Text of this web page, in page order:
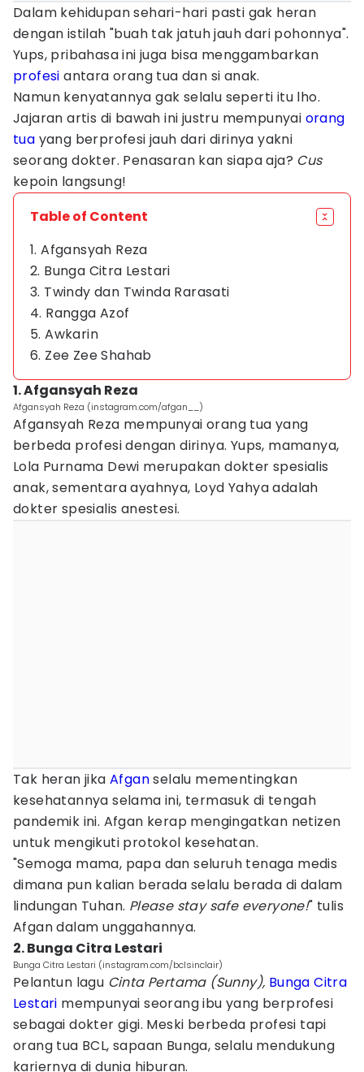
Dalam kehidupan sehari-hari pasti gak heran
dengan istilah "buah tak jatuh jauh dari pohonnya".
Yups, pribahasa ini juga bisa menggambarkan
profesi antara orang tua dan si anak.
Namun kenyatannya gak selalu seperti itu lho.
Jajaran artis di bawah ini justru mempunyai orang
tua yang berprofesi jauh dari dirinya yakni
seorang dokter. Penasaran kan siapa aja? Cus
kepoin langsung!
Table of Content
1. Afgansyah Reza
2. Bunga Citra Lestari
3. Twindy dan Twinda Rarasati
4. Rangga Azof
5. Awkarin
6. Zee Zee Shahab
1. Afgansyah Reza
Afgansyah Reza (instagram.com/afgan__)
Afgansyah Reza mempunyai orang tua yang
berbeda profesi dengan dirinya. Yups, mamanya,
Lola Purnama Dewi merupakan dokter spesialis
anak, sementara ayahnya, Loyd Yahya adalah
dokter spesialis anestesi.
Tak heran jikaAfganselalu mementingkan
kesehatannya selama ini, termasuk di tengah
pandemik ini. Afgan kerap mengingatkan netizen
untuk mengikuti protokol kesehatan.
"Semoga mama, papa dan seluruh tenaga medis
dimana pun kalian berada selalu berada di dalam
lindungan Tuhan. Please stay safe everyone!" tulis
Afgan dalam unggahannya.
2. Bunga Citra Lestari
Bunga Citra Lestari (instagram.com/bclsinclair)
Pelantun lagu Cinta Pertama (Sunny), Bunga Citra
Lestari mempunyai seorang ibu yang berprofesi
sebagai dokter gigi. Meski berbeda profesi tapi
orang tua BCL, sapaan Bunga, selalu mendukung
kariernya di dunia hiburan.